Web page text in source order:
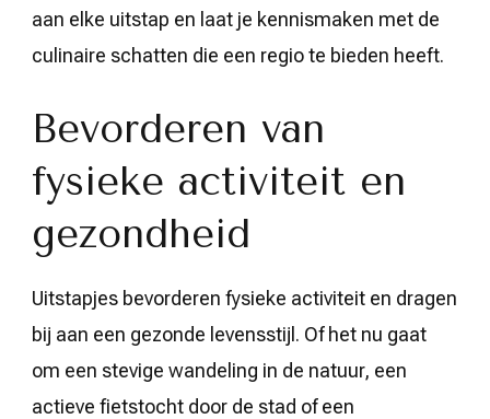
aan elke uitstap en laat je kennismaken met de
culinaire schatten die een regio te bieden heeft.
Bevorderen van
fysieke activiteit en
gezondheid
Uitstapjes bevorderen fysieke activiteit en dragen
bij aan een gezonde levensstijl. Of het nu gaat
om een stevige wandeling in de natuur, een
actieve fietstocht door de stad of een